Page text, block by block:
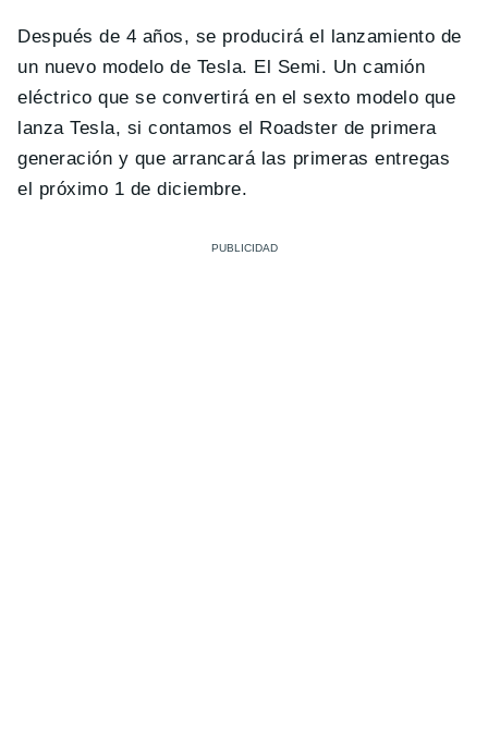
Después de 4 años, se producirá el lanzamiento de
un nuevo modelo de Tesla. El Semi. Un camión
eléctrico que se convertirá en el sexto modelo que
lanza Tesla, si contamos el Roadster de primera
generación y que arrancará las primeras entregas
el próximo 1 de diciembre.